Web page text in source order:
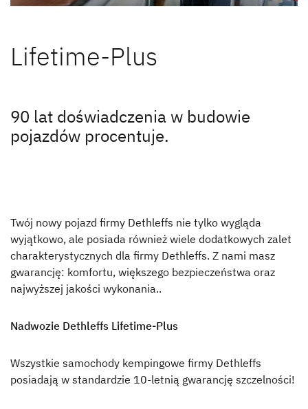
Dethleffs
Zalety Dethleffs
zimowyspecjalista
Zdrowy klimat z Dethleffs
Lifetime-Plus
Pionierski duch, który fascynuje do dziś
Lifetime-Plus
90 lat doświadczenia w budowie
pojazdów procentuje.
Twój nowy pojazd firmy Dethleffs nie tylko wygląda
wyjątkowo, ale posiada również wiele dodatkowych zalet
charakterystycznych dla firmy Dethleffs. Z nami masz
gwarancję: komfortu, większego bezpieczeństwa oraz
najwyższej jakości wykonania..
Nadwozie Dethleffs Lifetime-Plus
Wszystkie samochody kempingowe firmy Dethleffs
posiadają w standardzie 10-letnią gwarancję szczelności!
Znajdź dealera w Twojej okolicy